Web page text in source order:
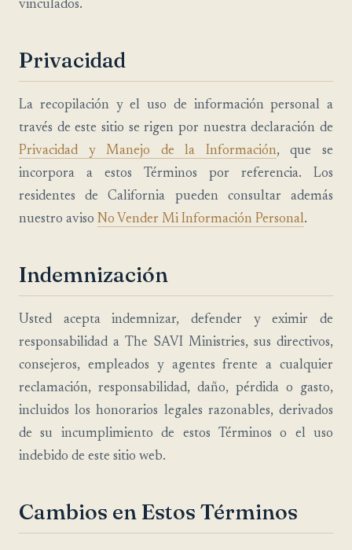
vinculados.
Privacidad
La recopilación y el uso de información personal a
través de este sitio se rigen por nuestra declaración de
Privacidad y Manejo de la Información, que se
incorpora a estos Términos por referencia. Los
residentes de California pueden consultar además
nuestro aviso No Vender Mi Información Personal.
Indemnización
Usted acepta indemnizar, defender y eximir de
responsabilidad a The SAVI Ministries, sus directivos,
consejeros, empleados y agentes frente a cualquier
reclamación, responsabilidad, daño, pérdida o gasto,
incluidos los honorarios legales razonables, derivados
de su incumplimiento de estos Términos o el uso
indebido de este sitio web.
Cambios en Estos Términos